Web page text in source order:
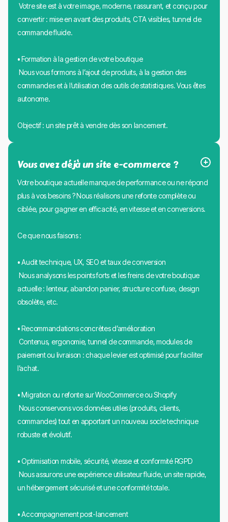
Votre site est à votre image, moderne, rassurant, et conçu pour
convertir : mise en avant des produits, CTA visibles, tunnel de
commande fluide.
• Formation à la gestion de votre boutique
Nous vous formons à l’ajout de produits, à la gestion des
commandes et à l’utilisation des outils de statistiques. Vous êtes
autonome.
Objectif : un site prêt à vendre dès son lancement.
Vous avez déjà un site e-commerce ?
Votre boutique actuelle manque de performance ou ne répond
plus à vos besoins ? Nous réalisons une refonte complète ou
ciblée, pour gagner en efficacité, en vitesse et en conversions.
Ce que nous faisons :
• Audit technique, UX, SEO et taux de conversion
Nous analysons les points forts et les freins de votre boutique
actuelle : lenteur, abandon panier, structure confuse, design
obsolète, etc.
• Recommandations concrètes d’amélioration
Contenus, ergonomie, tunnel de commande, modules de
paiement ou livraison : chaque levier est optimisé pour faciliter
l’achat.
• Migration ou refonte sur WooCommerce ou Shopify
Nous conservons vos données utiles (produits, clients,
commandes) tout en apportant un nouveau socle technique
robuste et évolutif.
• Optimisation mobile, sécurité, vitesse et conformité RGPD
Nous assurons une expérience utilisateur fluide, un site rapide,
un hébergement sécurisé et une conformité totale.
• Accompagnement post-lancement